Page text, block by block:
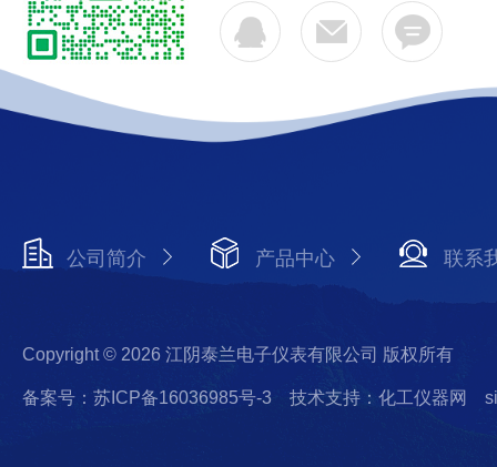
公司简介 产品中心 联系
Copyright © 2026 江阴泰兰电子仪表有限公司 版权所有
备案号：苏ICP备16036985号-3 技术支持：化工仪器网